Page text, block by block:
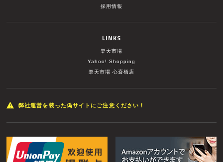
採用情報
LINKS
楽天市場
Yahoo! Shopping
楽天市場 心斎橋店
弊社運営を装った偽サイトにご注意ください！